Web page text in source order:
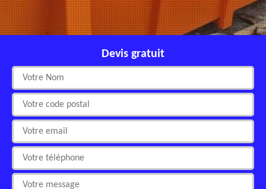
Devis gratuit